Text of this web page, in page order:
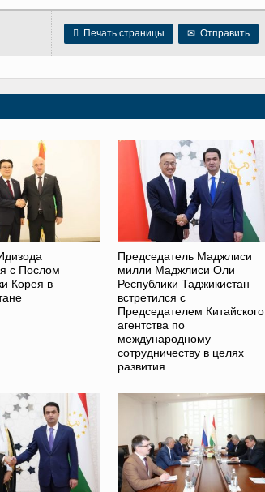
 Печать страницы ✉ Отправить
с Послом
Корея в
Председатель Маджлиси
милли Маджлиси Оли
Республики Таджикистан
встретился с
Председателем Китайского
агентства по
международному
сотрудничеству в целях
развития